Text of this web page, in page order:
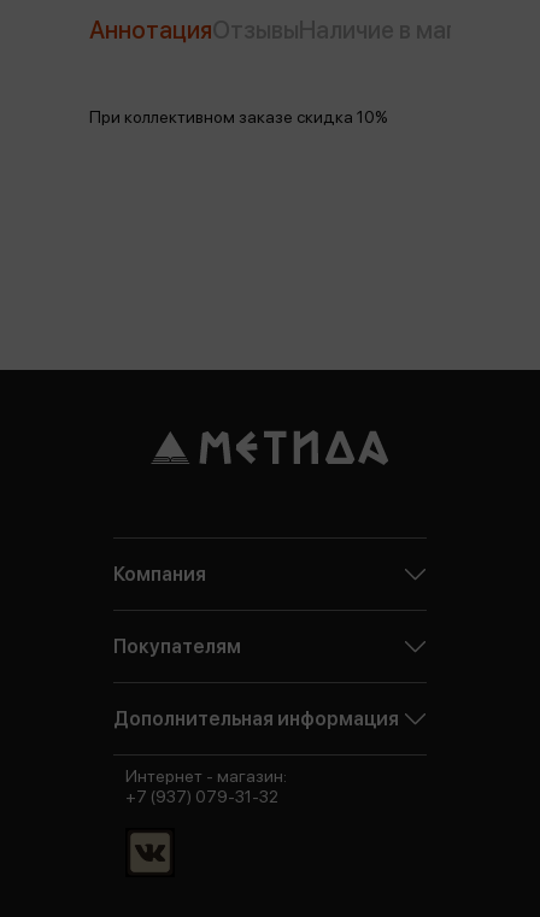
Аннотация
При коллективном заказе скидка 10%
Компания
Покупателям
Дополнительная информация
Интернет - магазин:
+7 (937) 079-31-32